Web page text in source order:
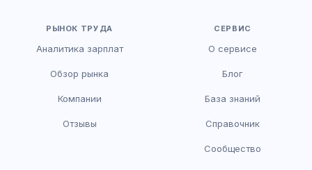
РЫНОК ТРУДА
Аналитика зарплат
Обзор рынка
Компании
Отзывы
СЕРВИС
О сервисе
Блог
База знаний
Справочник
Сообщество
помочь?